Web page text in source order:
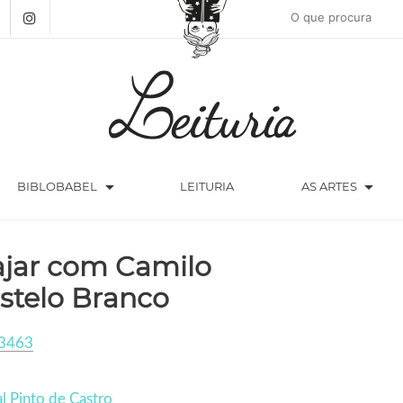
BIBLOBABEL arrow_drop_down LEITURIA AS ARTES arrow_drop_down
com Camilo
Branco
Pinto de Castro